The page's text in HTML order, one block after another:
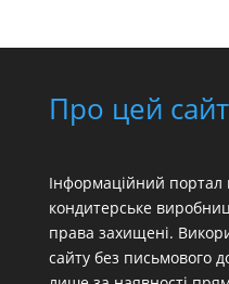
Про цей сайт
Інформаційний портал
кондитерське
права захищені.
сайту без письмового